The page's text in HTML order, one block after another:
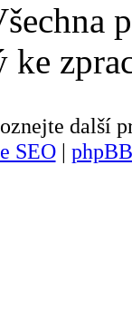
ke
další
SEO|